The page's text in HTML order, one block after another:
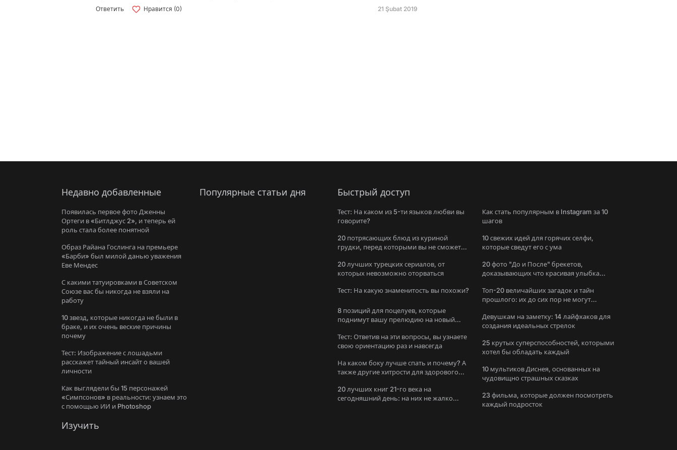
Ответить Нравится (0) 21 Şubat 2019
Недавно добавленные
Появилась первое фото Дженны
Ортеги в «Битлджус 2», и теперь ей
роль стала более понятной
Образ Райана Гослинга на премьере
«Барби» был милой данью уважения
Еве Мендес
С какими татуировками в Советском
Союзе вас бы никогда не взяли на
работу
10 звезд, которые никогда не были в
браке, и их очень веские причины
почему
Тест: Изображение с лошадьми
расскажет тайный инсайт о вашей
личности
Как выглядели бы 15 персонажей
«Симпсонов» в реальности: узнаем это
с помощью ИИ и Photoshop
Популярные статьи дня Быстрый доступ
Тест: На каком из 5-ти языков любви вы
говорите?
20 потрясающих блюд из куриной
грудки, перед которыми вы не сможете
20 лучших турецких сериалов, от
которых невозможно оторваться
Тест: На какую знаменитость вы похожи?
8 позиций для поцелуев, которые
поднимут вашу прелюдию на новый
Тест: Ответив на эти вопросы, вы узнаете
свою ориентацию раз и навсегда
На каком боку лучше спать и почему? А
также другие хитрости для здорового
20 лучших книг 21-го века на
сегодняшний день: на них не жалко
Как стать популярным в Instagram за 10
шагов
10 свежих идей для горячих селфи,
которые сведут его с ума
20 фото "До и После" брекетов,
доказывающих что красивая улыбка
Топ-20 величайших загадок и тайн
прошлого: их до сих пор не могут
Девушкам на заметку: 14 лайфхаков для
создания идеальных стрелок
25 крутых суперспособностей, которыми
хотел бы обладать каждый
10 мультиков Диснея, основанных на
чудовищно страшных сказках
23 фильма, которые должен посмотреть
каждый подросток
Изучить